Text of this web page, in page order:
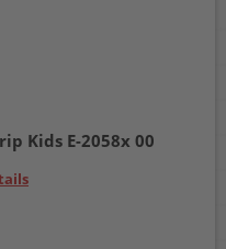
Kids E-2058x 00